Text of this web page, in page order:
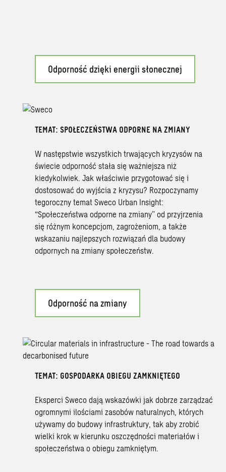
Odporność dzięki energii słonecznej
TEMAT: SPOŁECZEŃSTWA ODPORNE NA ZMIANY
W następstwie wszystkich trwających kryzysów na
świecie odporność stała się ważniejsza niż
kiedykolwiek. Jak właściwie przygotować się i
dostosować do wyjścia z kryzysu? Rozpoczynamy
tegoroczny temat Sweco Urban Insight:
“Społeczeństwa odporne na zmiany” od przyjrzenia
się różnym koncepcjom, zagrożeniom, a także
wskazaniu najlepszych rozwiązań dla budowy
odpornych na zmiany społeczeństw.
Odporność na zmiany
TEMAT: GOSPODARKA OBIEGU ZAMKNIĘTEGO
Eksperci Sweco dają wskazówki jak dobrze zarządzać
ogromnymi ilościami zasobów naturalnych, których
używamy do budowy infrastruktury, tak aby zrobić
wielki krok w kierunku oszczędności materiałów i
społeczeństwa o obiegu zamkniętym.